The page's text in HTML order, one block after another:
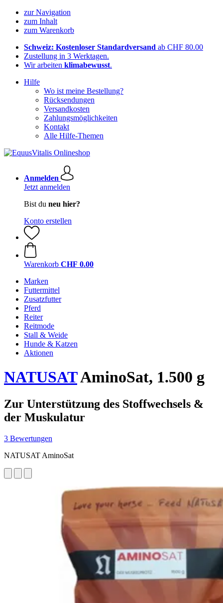
zur Navigation
zum Inhalt
zum Warenkorb
Schweiz: Kostenloser Standardversand ab CHF 80.00
Zustellung in 3 Werktagen.
Wir arbeiten klimabewusst.
Hilfe
Wo ist meine Bestellung?
Rücksendungen
Versandkosten
Zahlungsmöglichkeiten
Kontakt
Alle Hilfe-Themen
Anmelden
Jetzt anmelden
Bist du neu hier?
Konto erstellen
Warenkorb CHF 0.00
Marken
Futtermittel
Zusatzfutter
Pferd
Reiter
Reitmode
Stall & Weide
Hunde & Katzen
Aktionen
NATUSATAminoSat, 1.500 g
Zur Unterstützung des Stoffwechsels &
der Muskulatur
3 Bewertungen
NATUSAT AminoSat